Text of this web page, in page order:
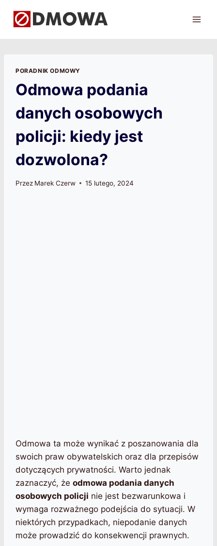
PORADNIK ODMOWY
Odmowa podania
danych osobowych
policji: kiedy jest
dozwolona?
Przez Marek Czerw 15 lutego, 2024
Odmowa ta może wynikać z poszanowania dla
swoich praw obywatelskich oraz dla przepisów
dotyczących prywatności. Warto jednak
zaznaczyć, że odmowa podania danych
osobowych policji nie jest bezwarunkowa i
wymaga rozważnego podejścia do sytuacji. W
niektórych przypadkach, niepodanie danych
może prowadzić do konsekwencji prawnych.